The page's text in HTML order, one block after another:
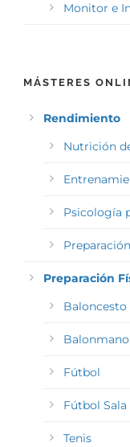
Monitor e
MÁSTERES
Rendimiento
Nutrición
Psicología
Preparación
Baloncesto
Balonmano
Fútbol
Fútbol Sala
Tenis